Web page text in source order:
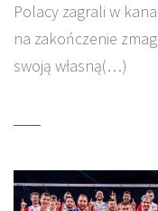
Polacy zagrali w
na zakończenie
swoją własną(…)